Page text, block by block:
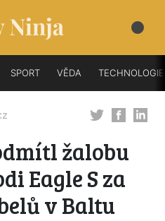
SPORT VĚDA TECHNOLOGIE
žalobu
Eagle S za
v Baltu